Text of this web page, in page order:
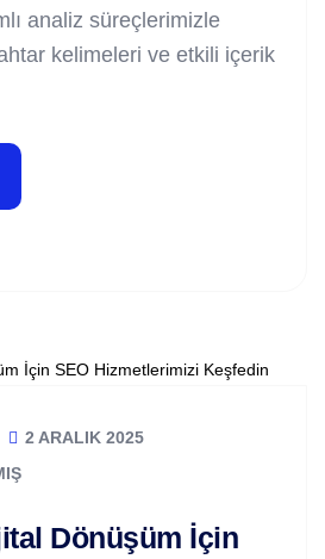
analiz süreçlerimizle
kelimeleri ve etkili içerik
2 ARALIK 2025
Dönüşüm İçin